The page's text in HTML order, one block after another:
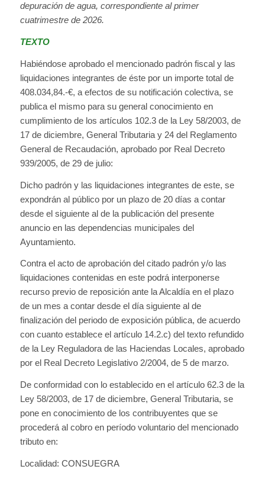
depuración de agua, correspondiente al primer
cuatrimestre de 2026.
TEXTO
Habiéndose aprobado el mencionado padrón fiscal y las
liquidaciones integrantes de éste por un importe total de
408.034,84.-€, a efectos de su notificación colectiva, se
publica el mismo para su general conocimiento en
cumplimiento de los artículos 102.3 de la Ley 58/2003, de
17 de diciembre, General Tributaria y 24 del Reglamento
General de Recaudación, aprobado por Real Decreto
939/2005, de 29 de julio:
Dicho padrón y las liquidaciones integrantes de este, se
expondrán al público por un plazo de 20 días a contar
desde el siguiente al de la publicación del presente
anuncio en las dependencias municipales del
Ayuntamiento.
Contra el acto de aprobación del citado padrón y/o las
liquidaciones contenidas en este podrá interponerse
recurso previo de reposición ante la Alcaldía en el plazo
de un mes a contar desde el día siguiente al de
finalización del periodo de exposición pública, de acuerdo
con cuanto establece el artículo 14.2.c) del texto refundido
de la Ley Reguladora de las Haciendas Locales, aprobado
por el Real Decreto Legislativo 2/2004, de 5 de marzo.
De conformidad con lo establecido en el artículo 62.3 de la
Ley 58/2003, de 17 de diciembre, General Tributaria, se
pone en conocimiento de los contribuyentes que se
procederá al cobro en período voluntario del mencionado
tributo en:
Localidad: CONSUEGRA